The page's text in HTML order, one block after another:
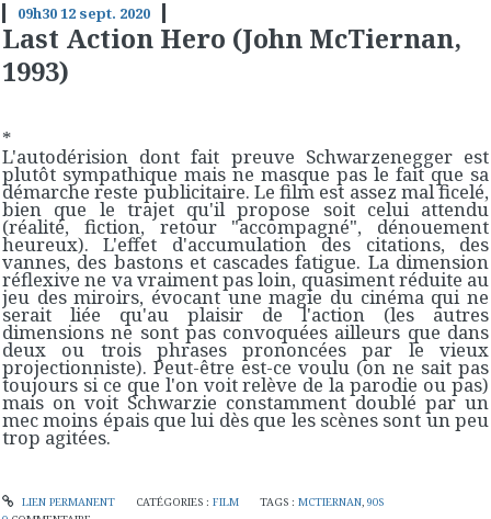
09h3012 sept. 2020
Last Action Hero (John McTiernan,
1993)
*
L'autodérision dont fait preuve Schwarzenegger est
plutôt sympathique mais ne masque pas le fait que sa
démarche reste publicitaire. Le film est assez mal ficelé,
bien que le trajet qu'il propose soit celui attendu
(réalité, fiction, retour "accompagné", dénouement
heureux). L'effet d'accumulation des citations, des
vannes, des bastons et cascades fatigue. La dimension
réflexive ne va vraiment pas loin, quasiment réduite au
jeu des miroirs, évocant une magie du cinéma qui ne
serait liée qu'au plaisir de l'action (les autres
dimensions ne sont pas convoquées ailleurs que dans
deux ou trois phrases prononcées par le vieux
projectionniste). Peut-être est-ce voulu (on ne sait pas
toujours si ce que l'on voit relève de la parodie ou pas)
mais on voit Schwarzie constamment doublé par un
mec moins épais que lui dès que les scènes sont un peu
trop agitées.
LIEN PERMANENT CATÉGORIES : FILM TAGS :MCTIERNAN,90S